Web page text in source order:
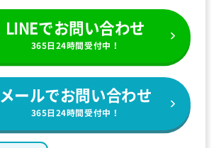
LINEでお問い合わせ
365日24時間受付中！
メールでお問い合わせ
365日24時間受付中！